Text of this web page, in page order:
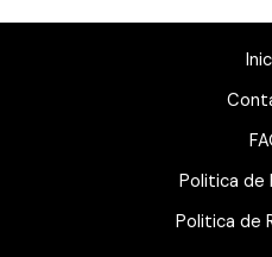
Politica de
Politica de